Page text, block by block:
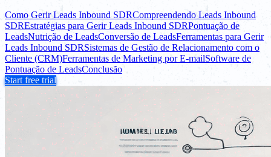
Como Gerir Leads Inbound SDRCompreendendo Leads Inbound
SDREstratégias para Gerir Leads Inbound SDRPontuação de
LeadsNutrição de LeadsConversão de LeadsFerramentas para Gerir
Leads Inbound SDRSistemas de Gestão de Relacionamento com o
Cliente (CRM)Ferramentas de Marketing por E-mailSoftware de
Pontuação de LeadsConclusão
Start free trial